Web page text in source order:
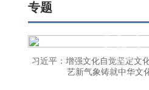
专题
习近平：增强文化自觉坚定文
艺新气象铸就中华文